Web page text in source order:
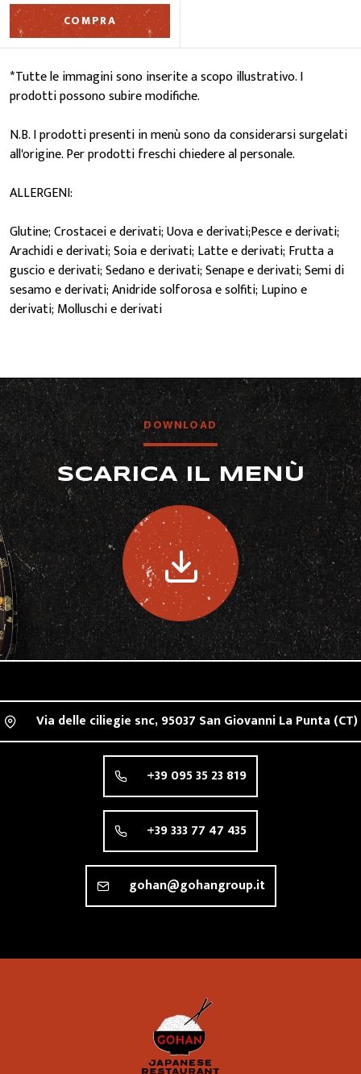
COMPRA
*Tutte le immagini sono inserite a scopo illustrativo. I
prodotti possono subire modifiche.
N.B. I prodotti presenti in menù sono da considerarsi surgelati
all'origine. Per prodotti freschi chiedere al personale.
ALLERGENI:
Glutine; Crostacei e derivati; Uova e derivati;Pesce e derivati;
Arachidi e derivati; Soia e derivati; Latte e derivati; Frutta a
guscio e derivati; Sedano e derivati; Senape e derivati; Semi di
sesamo e derivati; Anidride solforosa e solfiti; Lupino e
derivati; Molluschi e derivati
DOWNLOAD
SCARICA IL MENÙ
Via delle ciliegie snc,95037 San Giovanni La Punta (CT)
+39 095 35 23 819
+39 333 77 47 435
gohan@gohangroup.it